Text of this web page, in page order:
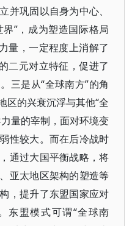
并巩固以自身为中心、
界”，成为塑造国际格局
量，一定程度上消解了
二元对立特征，促进了
三是从“全球南方”的角
区的兴衰沉浮与其他“全
量的宰制，面对环境变
性较大。而在后冷战时
通过大国平衡战略，将
亚太地区架构的塑造等
，提升了东盟国家应对
东盟模式可谓“全球南